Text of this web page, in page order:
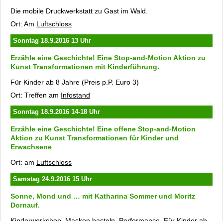
Die mobile Druckwerkstatt zu Gast im Wald.
Ort: Am Luftschloss
Sonntag 18.9.2016 13 Uhr
Erzähle eine Geschichte! Eine Stop-and-Motion Aktion zu
Kunst Transformationen mit Kinderführung.
Für Kinder ab 8 Jahre (Preis p.P. Euro 3)
Ort: Treffen am Infostand
Sonntag 18.9.2016 14-18 Uhr
Erzähle eine Geschichte! Eine offene Stop-and-Motion
Aktion zu Kunst Transformationen für Kinder und
Erwachsene
Ort: am Luftschloss
Samstag 24.9.2016 15 Uhr
Sonne, Mond und … mit Katharina Sommer und Moritz
Dornauf.